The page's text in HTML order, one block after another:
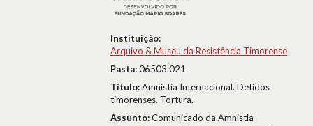
Instituição:
Arquivo & Museu da Resistência Timorense
Pasta:06503.021
Título:Amnistia Internacional. Detidos
timorenses. Tortura.
Assunto:Comunicado da Amnistia